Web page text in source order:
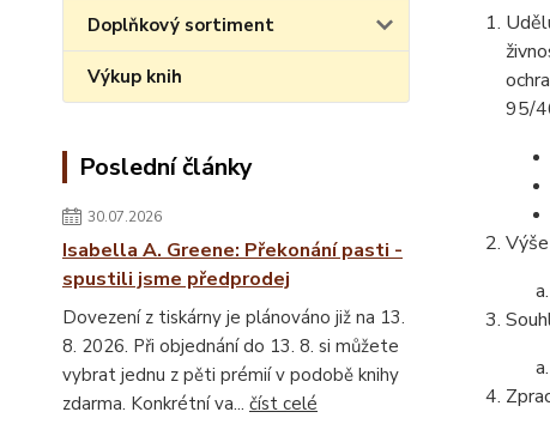
Doplňkový sortiment
Výkup knih
Poslední články
30.07.2026
Isabella A. Greene: Překonání pasti -
spustili jsme předprodej
Dovezení z tiskárny je plánováno již na 13.
8. 2026. Při objednání do 13. 8. si můžete
vybrat jednu z pěti prémií v podobě knihy
zdarma. Konkrétní va... číst celé
95/